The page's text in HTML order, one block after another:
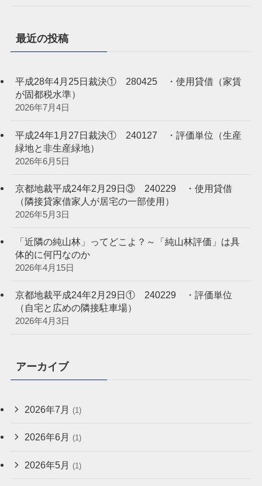
最近の投稿
平成28年4月25日裁決① 280425 ・使用貸借（家賃
が固都税水準）
2026年7月4日
平成24年1月27日裁決① 240127 ・評価単位（生産
緑地と非生産緑地）
2026年6月5日
京都地裁平成24年2月29日③ 240229 ・使用貸借
（隣接貸家借家人が居宅の一部使用）
2026年5月3日
「近隣の純山林」ってどこよ？～「純山林評価」は具
体的に何円なのか
2026年4月15日
京都地裁平成24年2月29日① 240229 ・評価単位
（自宅と広めの隣接駐車場）
2026年4月3日
アーカイブ
2026年7月 (1)
2026年6月 (1)
2026年5月 (1)